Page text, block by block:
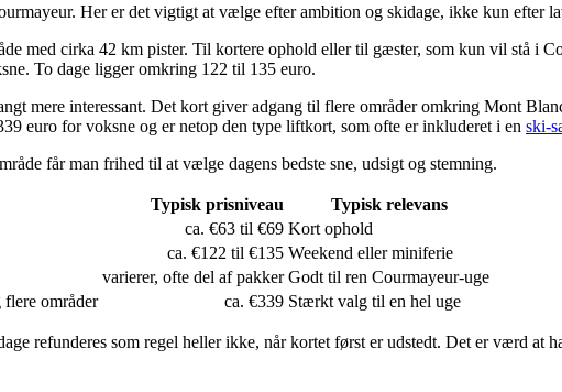
Her er det vigtigt at vælge efter ambition og skidage, ikke kun efter
med cirka 42 km pister. Til kortere ophold eller til gæster, som kun vil stå i
To dage ligger omkring 122 til 135 euro.
mere interessant. Det kort giver adgang til flere områder omkring Mont
euro for voksne og er netop den type liftkort, som ofte er inkluderet i en ski-
får man frihed til at vælge dagens bedste sne, udsigt og stemning.
Typisk prisniveau
Typisk relevans
ca. €63 til €69 Kort ophold
ca. €122 til €135 Weekend eller miniferie
varierer, ofte del af pakker Godt til ren Courmayeur-uge
områder ca. €339 Stærkt valg til en hel uge
refunderes som regel heller ikke, når kortet først er udstedt. Det er værd